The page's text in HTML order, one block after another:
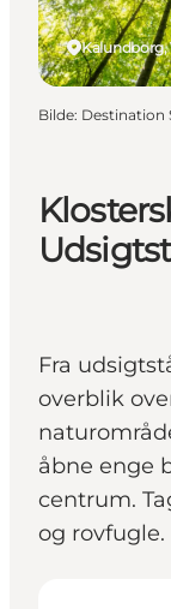
Fra
overblik
åbne enge
centrum.
og rovfugle.
Kalundborg,
Bilde: Destination